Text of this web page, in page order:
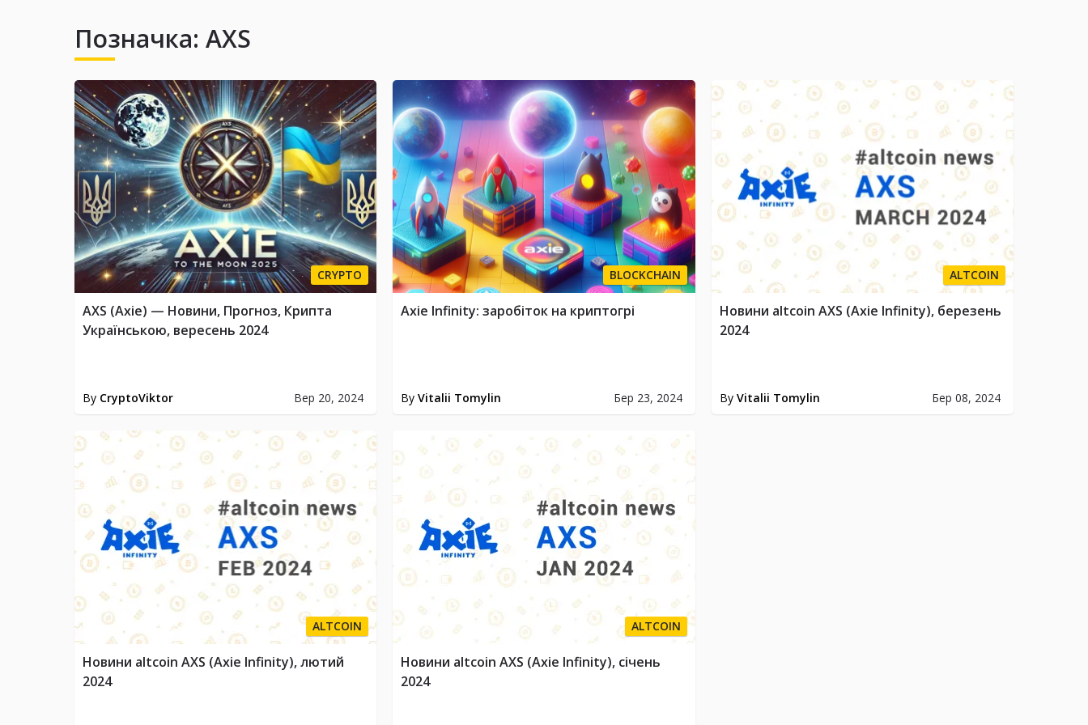
Позначка: AXS
CRYPTO
By CryptoViktor Вер 20, 2024
AXS (Axie) — Новини, Прогноз, Крипта
Українською, вересень 2024
BLOCKCHAIN
ByVitalii Tomylin Бер 23, 2024
Axie Infinity: заробіток на криптогрі
ALTCOIN
By Vitalii Tomylin Бер 08, 2024
Новини altcoin AXS (Axie Infinity), березень
2024
ALTCOIN
Новини altcoin AXS (Axie Infinity), лютий
2024
ALTCOIN
Новини altcoin AXS (Axie Infinity), січень
2024